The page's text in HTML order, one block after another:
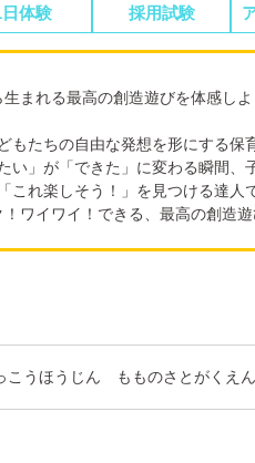
日体験 採用試験
生まれる最高の創造遊びを体感しよ
もたちの自由な発想を形にする保
い」が「できた」に変わる瞬間、
これ楽しそう！」を見つける達人
ワイワイ！できる、最高の創造
うほうじん もものさとがくえん